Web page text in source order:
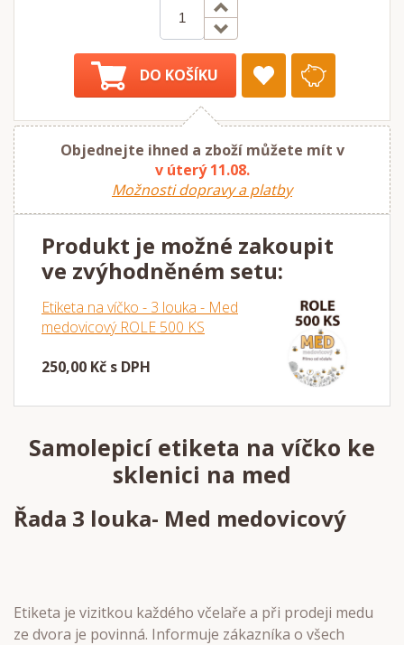
DO KOŠÍKU
Objednejte ihned a zboží můžete mít v
v úterý 11.08.
Možnosti dopravy a platby
Produkt je možné zakoupit
ve zvýhodněném setu:
Etiketa na víčko - 3 louka - Med
medovicový ROLE 500 KS
250,00 Kč s DPH
Samolepicí etiketa na víčko ke
sklenici na med
Řada 3 louka- Med medovicový
Etiketa je vizitkou každého včelaře a při prodeji medu
ze dvora je povinná. Informuje zákazníka o všech